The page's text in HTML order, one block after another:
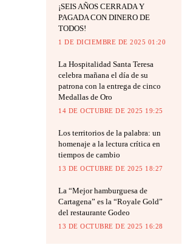
¡SEIS AÑOS CERRADA Y
PAGADA CON DINERO DE
TODOS!
1 DE DICIEMBRE DE 2025 01:20
La Hospitalidad Santa Teresa
celebra mañana el día de su
patrona con la entrega de cinco
Medallas de Oro
14 DE OCTUBRE DE 2025 19:25
Los territorios de la palabra: un
homenaje a la lectura crítica en
tiempos de cambio
13 DE OCTUBRE DE 2025 18:27
La “Mejor hamburguesa de
Cartagena” es la “Royale Gold”
del restaurante Godeo
13 DE OCTUBRE DE 2025 16:28